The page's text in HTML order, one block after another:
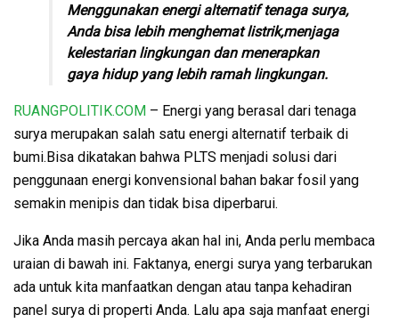
Menggunakan energi alternatif tenaga surya,
Anda bisa lebih menghemat listrik,menjaga
kelestarian lingkungan dan menerapkan
gaya hidup yang lebih ramah lingkungan.
RUANGPOLITIK.COM – Energi yang berasal dari tenaga
surya merupakan salah satu energi alternatif terbaik di
bumi.Bisa dikatakan bahwa PLTS menjadi solusi dari
penggunaan energi konvensional bahan bakar fosil yang
semakin menipis dan tidak bisa diperbarui.
Jika Anda masih percaya akan hal ini, Anda perlu membaca
uraian di bawah ini. Faktanya, energi surya yang terbarukan
ada untuk kita manfaatkan dengan atau tanpa kehadiran
panel surya di properti Anda. Lalu apa saja manfaat energi